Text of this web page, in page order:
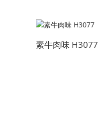
素牛肉味 H3077